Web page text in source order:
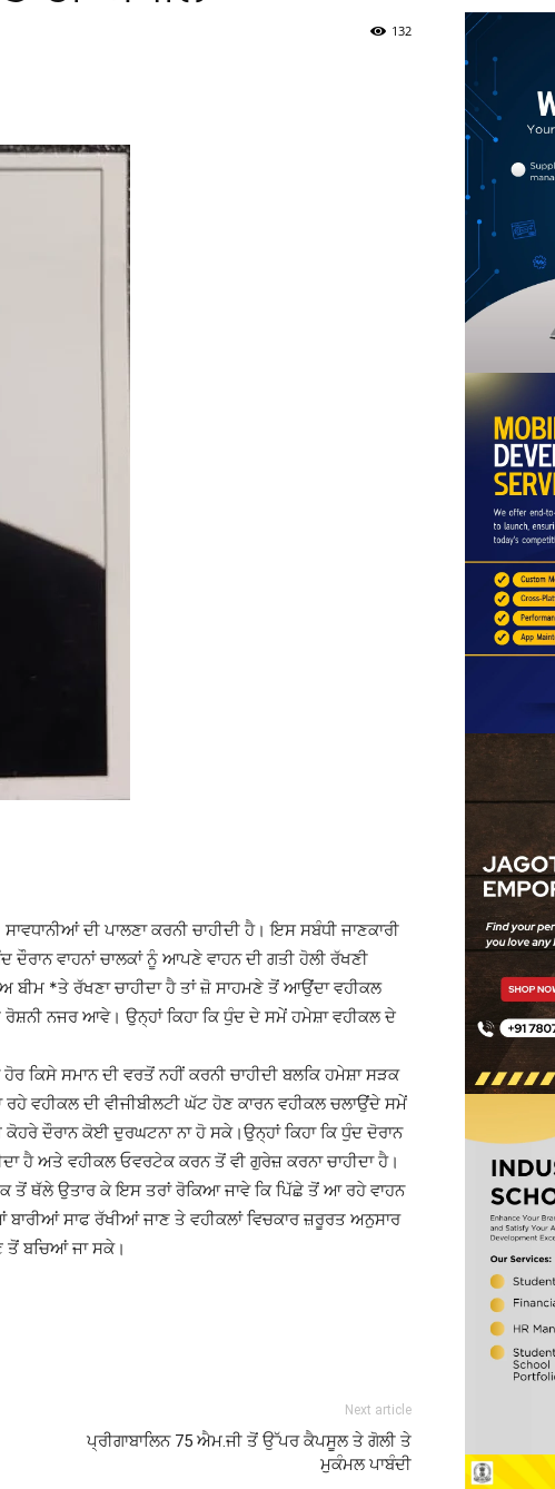
132
ਦੀ ਪਾਲਣਾ ਕਰਨੀ ਚਾਹੀਦੀ ਹੈ। ਇਸ ਸਬੰਧੀ ਜਾਣਕਾਰੀ
ਵਾਹਨਾਂ ਚਾਲਕਾਂ ਨੂੰ ਆਪਣੇ ਵਾਹਨ ਦੀ ਗਤੀ ਹੋਲੀ ਰੱਖਣੀ
ਬੀਮ *ਤੇ ਰੱਖਣਾ ਚਾਹੀਦਾ ਹੈ ਤਾਂ ਜ਼ੋ ਸਾਹਮਣੇ ਤੋਂ ਆਉਂਦਾ ਵਹੀਕਲ
ਨਜਰ ਆਵੇ। ਉਨ੍ਹਾਂ ਕਿਹਾ ਕਿ ਧੁੰਦ ਦੇ ਸਮੇਂ ਹਮੇਸ਼ਾ ਵਹੀਕਲ ਦੇ
ਕਿਸੇ ਸਮਾਨ ਦੀ ਵਰਤੋਂ ਨਹੀਂ ਕਰਨੀ ਚਾਹੀਦੀ ਬਲਕਿ ਹਮੇਸ਼ਾ ਸੜਕ
ਵਹੀਕਲ ਦੀ ਵੀਜੀਬੀਲਟੀ ਘੱਟ ਹੋਣ ਕਾਰਨ ਵਹੀਕਲ ਚਲਾਉਂਦੇ ਸਮੇਂ
ਦੌਰਾਨ ਕੋਈ ਦੁਰਘਟਨਾ ਨਾ ਹੋ ਸਕੇ।ਉਨ੍ਹਾਂ ਕਿਹਾ ਕਿ ਧੁੰਦ ਦੋਰਾਨ
ਹੈ ਅਤੇ ਵਹੀਕਲ ਓਵਰਟੇਕ ਕਰਨ ਤੋਂ ਵੀ ਗੁਰੇਜ਼ ਕਰਨਾ ਚਾਹੀਦਾ ਹੈ।
ਤੋਂ ਥੱਲੇ ਉਤਾਰ ਕੇ ਇਸ ਤਰਾਂ ਰੋਕਿਆ ਜਾਵੇ ਕਿ ਪਿੱਛੇ ਤੋਂ ਆ ਰਹੇ ਵਾਹਨ
ਸਾਫ ਰੱਖੀਆਂ ਜਾਣ ਤੇ ਵਹੀਕਲਾਂ ਵਿਚਕਾਰ ਜ਼ਰੂਰਤ ਅਨੁਸਾਰ
ਤੋਂ ਬਚਿਆਂ ਜਾ ਸਕੇ।
Next article
ਪ੍ਰੀਗਾਬਾਲਿਨ 75 ਐਮ.ਜੀ ਤੋਂ ਉੱਪਰ ਕੈਪਸੂਲ ਤੇ ਗੋਲੀ ਤੇ
ਮੁਕੰਮਲ ਪਾਬੰਦੀ